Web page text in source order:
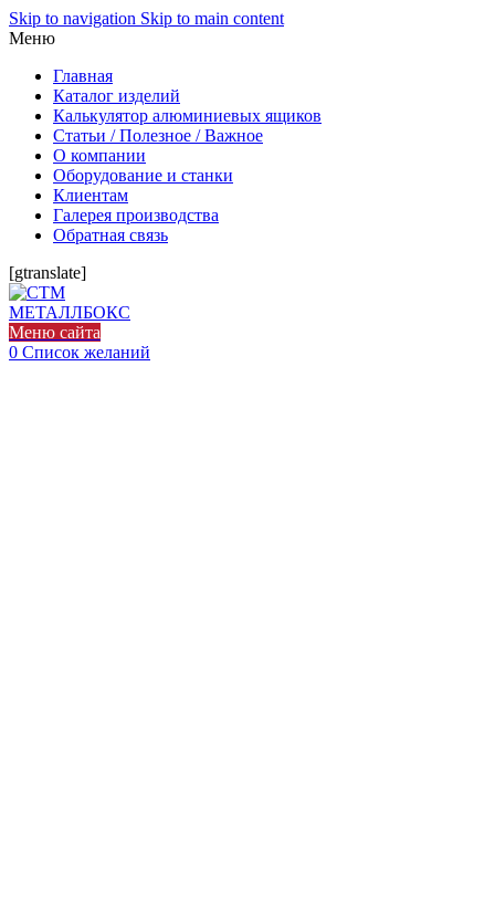
Skip to navigation Skip to main content
Меню
Главная
Каталог изделий
Калькулятор алюминиевых ящиков
Статьи / Полезное / Важное
О компании
Оборудование и станки
Клиентам
Галерея производства
Обратная связь
[gtranslate]
Меню сайта
0 Список желаний